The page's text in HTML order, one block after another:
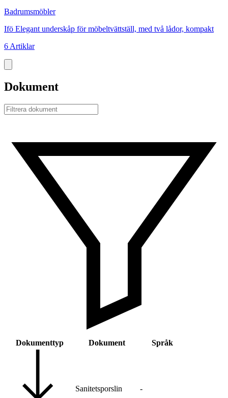
Badrumsmöbler
Ifö Elegant underskåp för möbeltvättställ, med två lådor, kompakt
6 Artiklar
Dokument
Dokumenttyp Dokument Språk
Sanitetsporslin -